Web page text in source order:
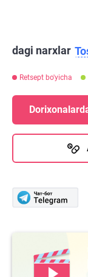
dagi narxlar
Retsept bo'yicha